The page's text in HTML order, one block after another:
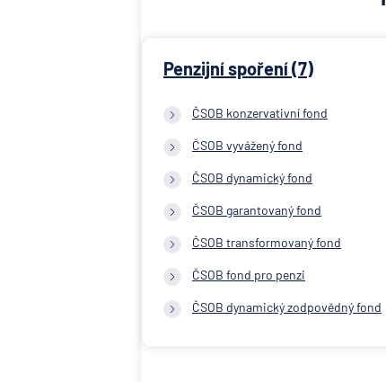
Penzijní spoření (7)
ČSOB konzervativní fond
ČSOB vyvážený fond
ČSOB dynamický fond
ČSOB garantovaný fond
ČSOB transformovaný fond
ČSOB fond pro penzi
ČSOB dynamický zodpovědný fond